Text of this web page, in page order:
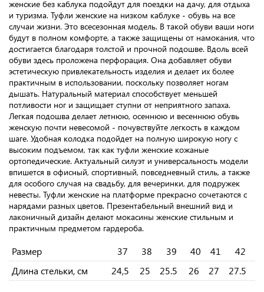
женские без каблука подойдут для поездки на дачу, для отдыха
и туризма. Туфли женские на низком каблуке - обувь на все
случаи жизни. Это всесезонная модель. В такой обуви ваши ноги
будут в полном комфорте, а также защищены от намокания, что
достигается благодаря толстой и прочной подошве. Вдоль всей
обуви здесь проложена перфорация. Она добавляет обуви
эстетическую привлекательность изделия и делает их более
практичным в использовании, поскольку позволяет ногам
дышать. Натуральный материал способствует меньшей
потливости ног и защищает ступни от неприятного запаха.
Легкая подошва делает летнюю, осеннюю и весеннюю обувь
женскую почти невесомой - почувствуйте легкость в каждом
шаге. Удобная колодка подойдет на полную широкую ногу с
высоким подъемом, так как туфли женские кожаные
ортопедические. Актуальный силуэт и универсальность модели
впишется в офисный, спортивный, повседневный стиль, а также
для особого случая на свадьбу, для вечеринки, для подружек
невесты. Туфли женские на платформе прекрасно сочетаются с
нарядами разных цветов. Презентабельный внешний вид и
лаконичный дизайн делают мокасины женские стильным и
практичным предметом гардероба.
Размер 37 38 39 40 41
42
Длина стельки, см
24,5 25 25.5 26 27 27.5